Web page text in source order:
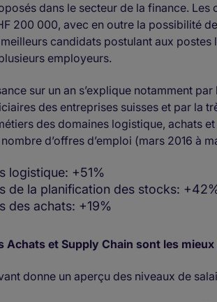
dans le secteur de la finance.
200 000, avec en outre la possibilité
candidats postulant aux
employeurs.
sur un an s’explique notamment
des entreprises suisses et par la
des domaines logistique, achats
d’offres d’emploi (mars 2016 à
logistique: +51%
de la planification des stocks:
des achats: +19%
Achats et Supply Chain sont les mieux
donne un aperçu des niveaux de